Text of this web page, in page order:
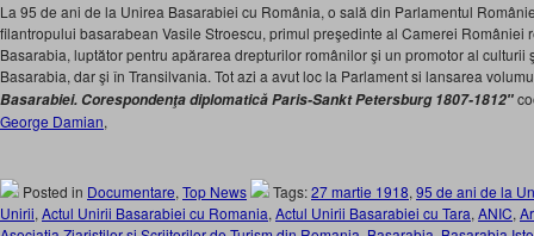
La 95 de ani de la Unirea Basarabiei cu România, o sală din Parlamentul
filantropului basarabean Vasile Stroescu, primul preşedinte al Camerei României
Basarabia, luptător pentru apărarea drepturilor românilor şi un promotor al
Basarabia, dar şi în Transilvania. Tot azi a avut loc la Parlament si lansarea
Basarabiei. Corespondenţa diplomatică Paris-Sankt Petersburg 1807-1812″
George Damian,
Posted in Documentare, Top News Tags:27 martie 1918, 95 de ani de la
Unirii, Actul Unirii Basarabiei cu Romania, Actul Unirii Basarabiei cu Tara, ANIC,